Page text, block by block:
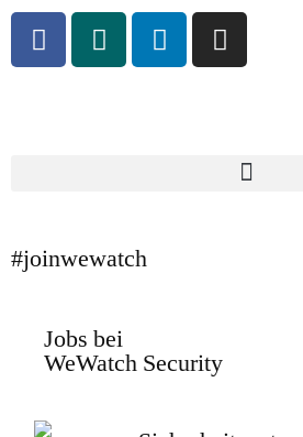
#joinwewatch
Jobs bei
WeWatch Security